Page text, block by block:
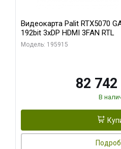
Видеокарта Palit RTX5070
192bit 3xDP HDMI 3FAN RTL
Модель: 195915
82 742
В